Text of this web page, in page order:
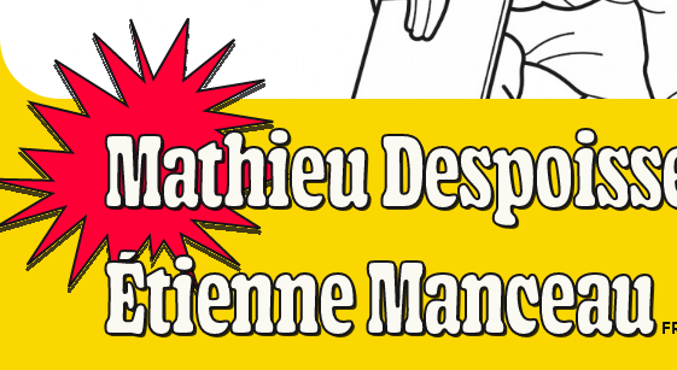
Mathieu
Étienne Manceau